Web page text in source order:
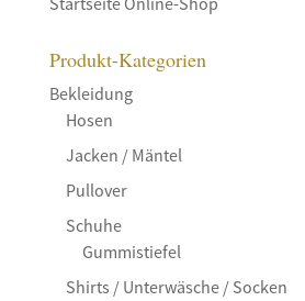
Produkt-Kategorien
Bekleidung
Hosen
Jacken / Mäntel
Pullover
Schuhe
Gummistiefel
Shirts / Unterwäsche / Socken